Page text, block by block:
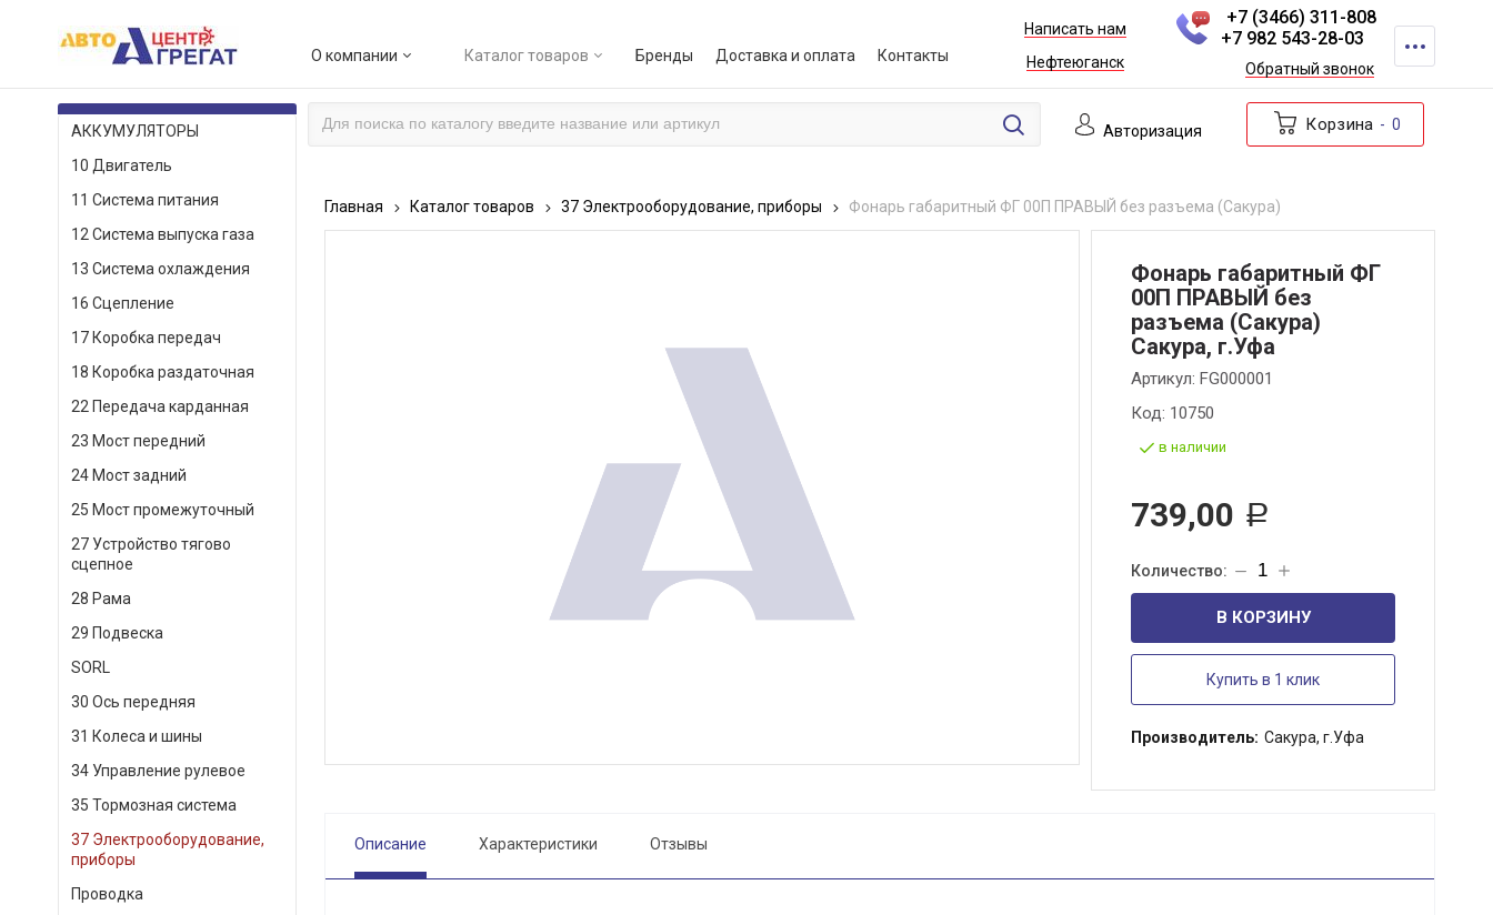
О компании Каталог товаров Бренды Доставка и оплата Контакты
Написать нам
Нефтеюганск
+7 (3466) 311-808
+7 982 543-28-03
Обратный звонок
КАТАЛОГ ТОВАРОВ Авторизация Корзина 0
АККУМУЛЯТОРЫ
10 Двигатель
11 Система питания
12 Система выпуска газа
13 Система охлаждения
16 Сцепление
17 Коробка передач
18 Коробка раздаточная
22 Передача карданная
23 Мост передний
24 Мост задний
25 Мост промежуточный
27 Устройство тягово
сцепное
28 Рама
29 Подвеска
SORL
30 Ось передняя
31 Колеса и шины
34 Управление рулевое
35 Тормозная система
37 Электрооборудование,
приборы
Проводка
Главная Каталог товаров 37 Электрооборудование, приборы Фонарь габаритный ФГ 00П ПРАВЫЙ без разъема (Сакура)
Фонарь габаритный ФГ
00П ПРАВЫЙ без
разъема (Сакура)
Сакура, г.Уфа
Артикул: FG000001
Код: 10750
в наличии
739,00 Р
В КОРЗИНУ
Купить в 1 клик
Производитель: Сакура, г.Уфа
Описание Характеристики Отзывы